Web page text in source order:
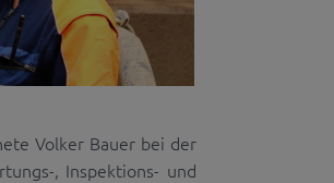
Volker Bauer bei der
, Inspektions- und